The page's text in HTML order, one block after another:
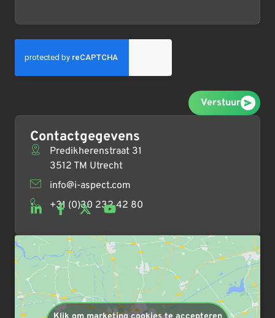
Verstuur
Contactgegevens
Predikherenstraat 31
3512 TM Utrecht
info@i-aspect.com
+31 (0)30 232 42 80